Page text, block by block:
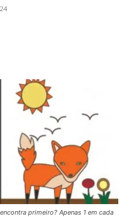
primeiro? Apenas 1 em cada